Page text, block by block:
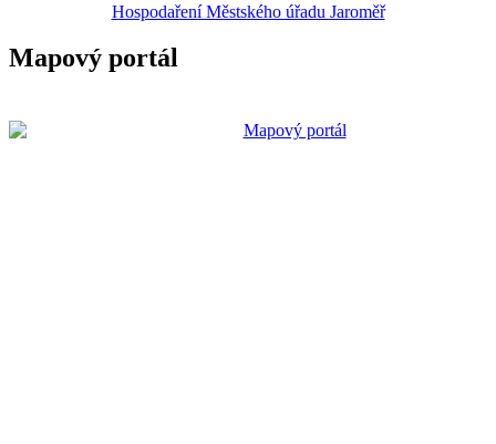
Hospodaření Městského úřadu Jaroměř
Mapový portál